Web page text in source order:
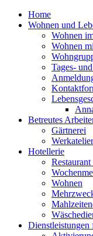
Home
Wohnen und
Wohnen
Wohnen
Tages-
Betreutes
Gärtnerei
Werkatelier
Hotellerie
Wohnen